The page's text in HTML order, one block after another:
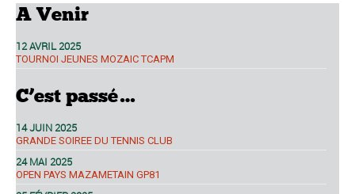
A Venir
12 AVRIL 2025
TOURNOI JEUNES MOZAIC TCAPM
C’est passé…
14 JUIN 2025
GRANDE SOIREE DU TENNIS CLUB
24 MAI 2025
OPEN PAYS MAZAMETAIN GP81